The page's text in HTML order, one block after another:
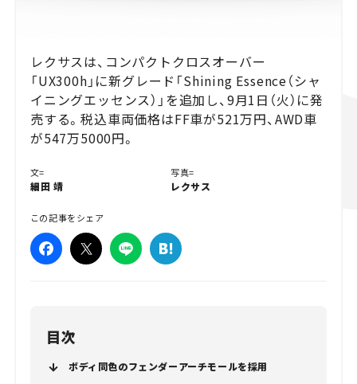
レクサスは、コンパクトクロスオーバー
「UX300h」に新グレード「Shining Essence（シャ
イニングエッセンス）」を追加し、9月1日（火）に発
売する。税込車両価格はFF車が521万円、AWD車
が547万5000円。
文=
細田 靖
写真=
レクサス
この記事をシェア
目次
ボディ同色のフェンダーアーチモールを採用